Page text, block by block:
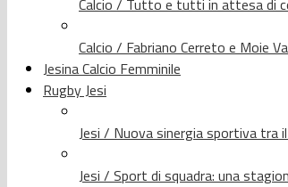
Calcio / Tutto e tutti in attesa di
Calcio / Fabriano Cerreto e Moie
Jesina Calcio Femminile
Rugby Jesi
Jesi / Nuova sinergia sportiva tra
Jesi / Sport di squadra: una